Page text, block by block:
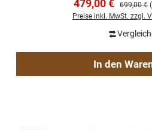
479,00 € Regulärer
699,00 €
Preise inkl. MwSt. zzgl.
In den